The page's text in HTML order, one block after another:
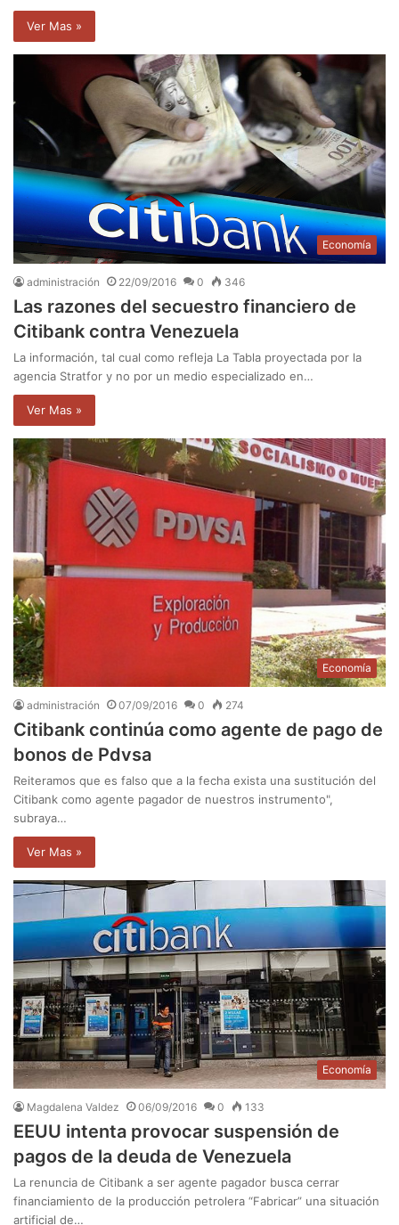
Ver Mas »
Economía
administración 22/09/2016 0 346
Las razones del secuestro financiero de
Citibank contra Venezuela
La información, tal cual como refleja La Tabla proyectada por la
agencia Stratfor y no por un medio especializado en…
Ver Mas »
Economía
administración 07/09/2016 0 274
Citibank continúa como agente de pago de
bonos de Pdvsa
Reiteramos que es falso que a la fecha exista una sustitución del
Citibank como agente pagador de nuestros instrumento",
subraya…
Ver Mas »
Economía
Magdalena Valdez 06/09/2016 0 133
EEUU intenta provocar suspensión de
pagos de la deuda de Venezuela
La renuncia de Citibank a ser agente pagador busca cerrar
financiamiento de la producción petrolera “Fabricar” una situación
artificial de…